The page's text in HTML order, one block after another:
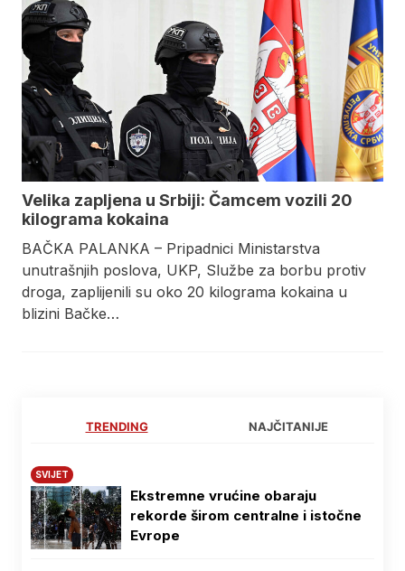
Velika zapljena u Srbiji: Čamcem vozili 20
kilograma kokaina
BAČKA PALANKA – Pripadnici Ministarstva
unutrašnjih poslova, UKP, Službe za borbu protiv
droga, zaplijenili su oko 20 kilograma kokaina u
blizini Bačke…
TRENDING NAJČITANIJE
SVIJET
Ekstremne vrućine obaraju
rekorde širom centralne i istočne
Evrope